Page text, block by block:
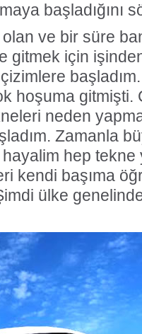
başladığını
ve bir süre
gitmek için
hoşuma gitmişti.
neden
Zamanla
hayalim hep
kendi başıma
ülke